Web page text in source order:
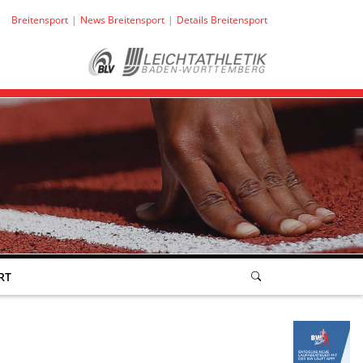
Breitensport News Breitensport Details Breitensport